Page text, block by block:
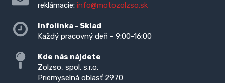
reklámacie: info@motozolzso.sk
Infolinka - Sklad
Každý pracovný deň - 9:00-16:00
Kde nás nájdete
Zolzso, spol. s.r.o.
Priemyselná oblasť 2970